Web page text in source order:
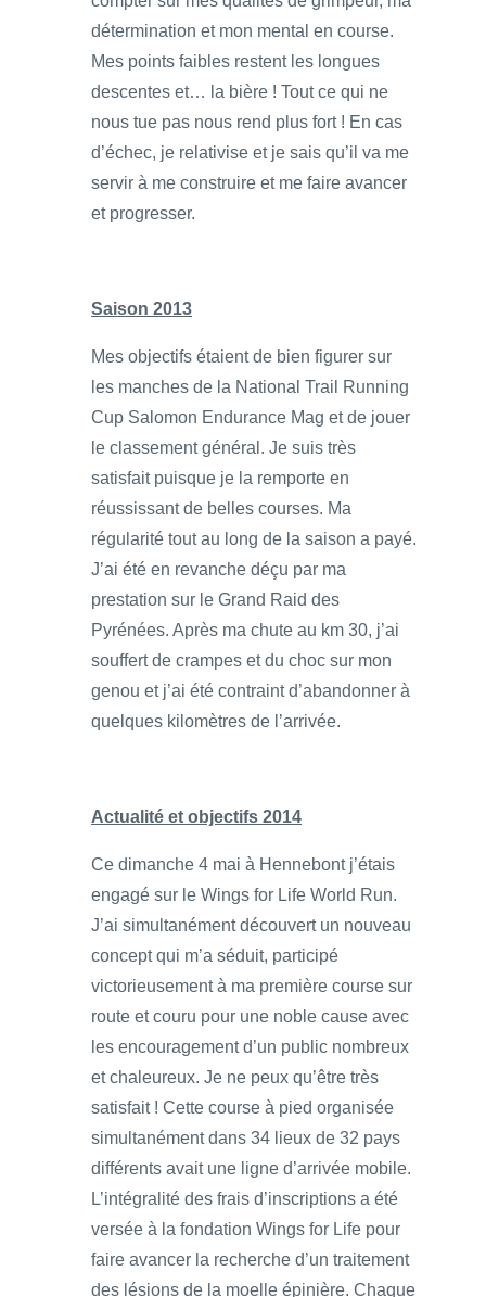
détermination et mon mental en course.
Mes points faibles restent les longues
descentes et… la bière ! Tout ce qui ne
nous tue pas nous rend plus fort ! En cas
d’échec, je relativise et je sais qu’il va me
servir à me construire et me faire avancer
et progresser.
Saison 2013
Mes objectifs étaient de bien figurer sur
les manches de la National Trail Running
Cup Salomon Endurance Mag et de jouer
le classement général. Je suis très
satisfait puisque je la remporte en
réussissant de belles courses. Ma
régularité tout au long de la saison a payé.
J’ai été en revanche déçu par ma
prestation sur le Grand Raid des
Pyrénées. Après ma chute au km 30, j’ai
souffert de crampes et du choc sur mon
genou et j’ai été contraint d’abandonner à
quelques kilomètres de l’arrivée.
Actualité et objectifs 2014
Ce dimanche 4 mai à Hennebont j’étais
engagé sur le Wings for Life World Run.
J’ai simultanément découvert un nouveau
concept qui m’a séduit, participé
victorieusement à ma première course sur
route et couru pour une noble cause avec
les encouragement d’un public nombreux
et chaleureux. Je ne peux qu’être très
satisfait ! Cette course à pied organisée
simultanément dans 34 lieux de 32 pays
différents avait une ligne d’arrivée mobile.
L’intégralité des frais d’inscriptions a été
versée à la fondation Wings for Life pour
faire avancer la recherche d’un traitement
des lésions de la moelle épinière. Chaque